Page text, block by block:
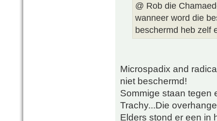
@ Rob die
wanneer word die
beschermd heb zelf
Microspadix and
niet beschermd!
Sommige staan tegen
Trachy...Die
Elders stond er een in